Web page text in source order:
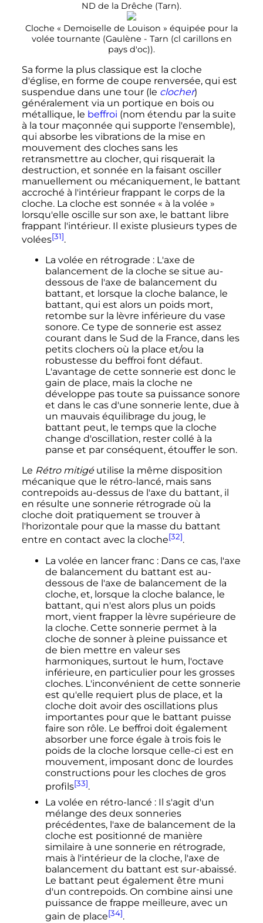
ND de la Drêche (Tarn).
Cloche « Demoiselle de Louison » équipée pour la
volée tournante (Gaulène - Tarn (cl carillons en
pays d'oc)).
Sa forme la plus classique est la cloche
d'église, en forme de coupe renversée, qui est
suspendue dans une tour (le clocher)
généralement via un portique en bois ou
métallique, le beffroi (nom étendu par la suite
à la tour maçonnée qui supporte l'ensemble),
qui absorbe les vibrations de la mise en
mouvement des cloches sans les
retransmettre au clocher, qui risquerait la
destruction, et sonnée en la faisant osciller
manuellement ou mécaniquement, le battant
accroché à l'intérieur frappant le corps de la
cloche. La cloche est sonnée « à la volée »
lorsqu'elle oscille sur son axe, le battant libre
frappant l'intérieur. Il existe plusieurs types de
volées[31].
La volée en rétrograde : L'axe de
balancement de la cloche se situe au-
dessous de l'axe de balancement du
battant, et lorsque la cloche balance, le
battant, qui est alors un poids mort,
retombe sur la lèvre inférieure du vase
sonore. Ce type de sonnerie est assez
courant dans le Sud de la France, dans les
petits clochers où la place et/ou la
robustesse du beffroi font défaut.
L'avantage de cette sonnerie est donc le
gain de place, mais la cloche ne
développe pas toute sa puissance sonore
et dans le cas d'une sonnerie lente, due à
un mauvais équilibrage du joug, le
battant peut, le temps que la cloche
change d'oscillation, rester collé à la
panse et par conséquent, étouffer le son.
Le Rétro mitigéutilise la même disposition
mécanique que le rétro-lancé, mais sans
contrepoids au-dessus de l'axe du battant, il
en résulte une sonnerie rétrograde où la
cloche doit pratiquement se trouver à
l'horizontale pour que la masse du battant
entre en contact avec la cloche[32].
La volée en lancer franc : Dans ce cas, l'axe
de balancement du battant est au-
dessous de l'axe de balancement de la
cloche, et, lorsque la cloche balance, le
battant, qui n'est alors plus un poids
mort, vient frapper la lèvre supérieure de
la cloche. Cette sonnerie permet à la
cloche de sonner à pleine puissance et
de bien mettre en valeur ses
harmoniques, surtout le hum, l'octave
inférieure, en particulier pour les grosses
cloches. L'inconvénient de cette sonnerie
est qu'elle requiert plus de place, et la
cloche doit avoir des oscillations plus
importantes pour que le battant puisse
faire son rôle. Le beffroi doit également
absorber une force égale à trois fois le
poids de la cloche lorsque celle-ci est en
mouvement, imposant donc de lourdes
constructions pour les cloches de gros
profils[33].
La volée en rétro-lancé : Il s'agit d'un
mélange des deux sonneries
précédentes, l'axe de balancement de la
cloche est positionné de manière
similaire à une sonnerie en rétrograde,
mais à l'intérieur de la cloche, l'axe de
balancement du battant est sur-abaissé.
Le battant peut également être muni
d'un contrepoids. On combine ainsi une
puissance de frappe meilleure, avec un
gain de place[34].